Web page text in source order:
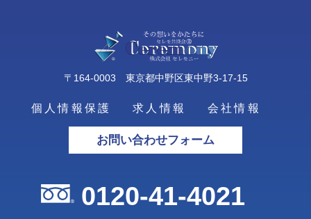
〒164-0003 東京都中野区東中野3-17-15
個人情報保護 求人情報 会社情報
お問い合わせフォーム
0120-41-4021